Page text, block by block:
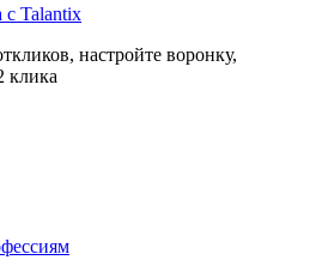
с Talantix
настройте воронку,
клика